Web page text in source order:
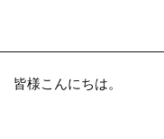
皆様こんにちは。